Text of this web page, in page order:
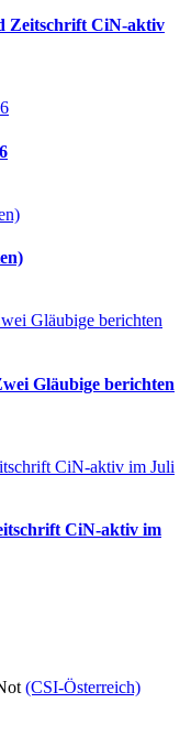
Zeitschrift CiN-aktiv
Gläubige berichten
CiN-aktiv im
(CSI-Österreich)